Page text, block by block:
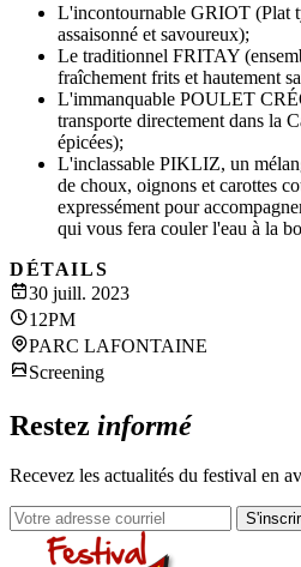
L'incontournable GRIOT (Plat
assaisonné et savoureux);
Le traditionnel FRITAY
fraîchement frits et hautement
L'immanquable POULET
transporte directement dans la
épicées);
L'inclassable PIKLIZ, un
de choux, oignons et carottes
expressément pour
qui vous fera couler l'eau à la
DÉTAILS
30 juill. 2023
12PM
PARC LAFONTAINE
Screening
Restez informé
Recevez les actualités du festival en